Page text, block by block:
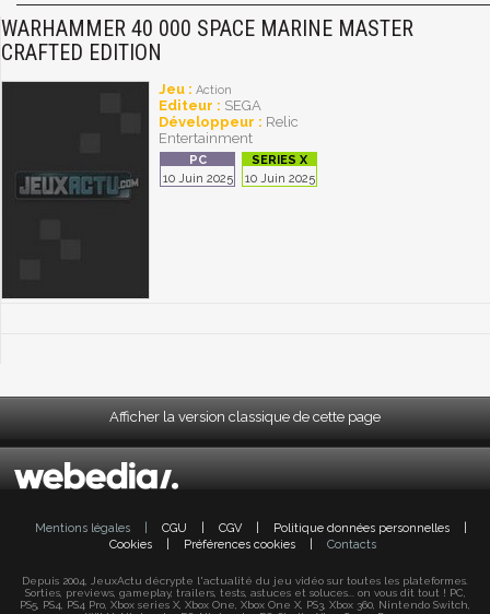
WARHAMMER 40 000 SPACE MARINE MASTER
CRAFTED EDITION
Jeu : Action
Editeur : SEGA
Développeur : Relic
Entertainment
10 Juin 2025 10 Juin 2025
Afficher la version classique de cette page
Mentions légales CGU CGV Politique données personnelles
Cookies
Préférences cookies Contacts
Depuis 2004, JeuxActu décrypte l'actualité du jeu vidéo sur toutes les plateformes.
Sorties, previews, gameplay, trailers, tests, astuces et soluces... on vous dit tout ! PC,
PS5, PS4, PS4 Pro, Xbox series X, Xbox One, Xbox One X, PS3, Xbox 360, Nintendo Switch,